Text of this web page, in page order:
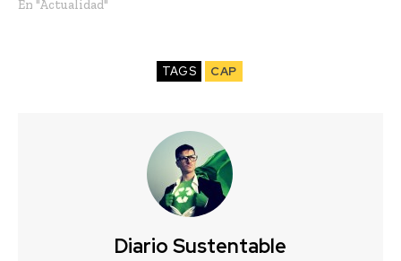
En "Actualidad"
TAGS CAP
Diario Sustentable